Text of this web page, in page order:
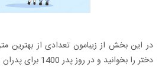
در این بخش از زیبامون تعدادی از بهترین
دختر را بخوانید و در روز پدر 1400 برای پدران عزیز خود ارسال نمایید.